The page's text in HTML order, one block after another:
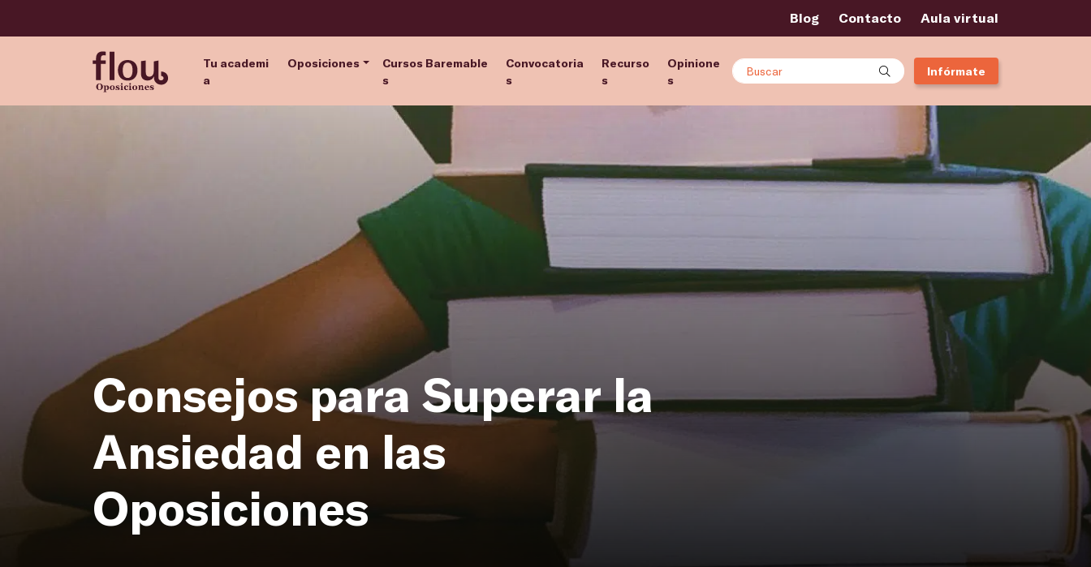
Blog Contacto Aula virtual
Tu academi
a
Oposiciones
Cursos Baremable
s
Convocatoria
s
Recurso
s
Opinione
s
Buscar Infórmate
Consejos para Superar la
Ansiedad en las
Oposiciones